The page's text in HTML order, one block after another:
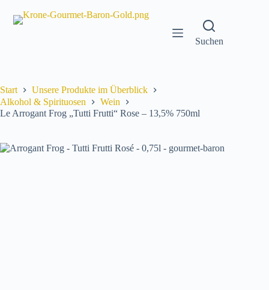
Inhalt
springen
Suchen
Start
Unsere Produkte im Überblick
Alkohol & Spirituosen
Wein
Le Arrogant Frog „Tutti Frutti“ Rose – 13,5% 750ml